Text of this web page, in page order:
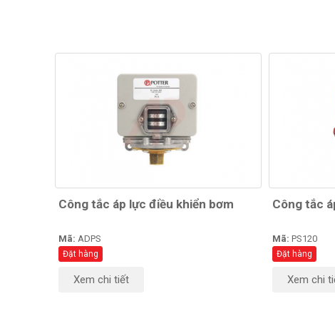
Công tắc áp lực điều khiển bơm
Mã: ADPS
Đặt hàng
Xem chi tiết
Công tắc
Mã: PS120
Đặt hàng
Xem chi